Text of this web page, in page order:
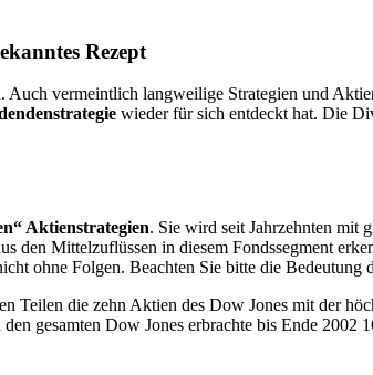
Rezept
Auch vermeintlich langweilige Strategien und
wieder für sich entdeckt hat. Die
Aktienstrategien. Sie wird seit Jahrzehnten mit
den Mittelzuflüssen in diesem Fondssegment
ohne Folgen. Beachten Sie bitte die
Teilen die zehn Aktien des Dow Jones mit der
gesamten Dow Jones erbrachte bis Ende